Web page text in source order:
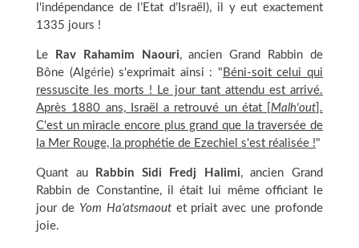
l'indépendance de l’Etat d’Israël), il y eut exactement
1335 jours !
Le Rav Rahamim Naouri, ancien Grand Rabbin de
Bône (Algérie) s'exprimait ainsi : " Béni-soit celui qui
ressuscite les morts ! Le jour tant attendu est arrivé.
Après 1880 ans, Israël a retrouvé un état [ Malh'out].
C'est un miracle encore plus grand que la traversée de
la Mer Rouge, la prophétie de Ezechiel s'est réalisée !"
Quant au Rabbin Sidi Fredj Halimi, ancien Grand
Rabbin de Constantine, il était lui même officiant le
jour de Yom Ha'atsmaoutet priait avec une profonde
joie.